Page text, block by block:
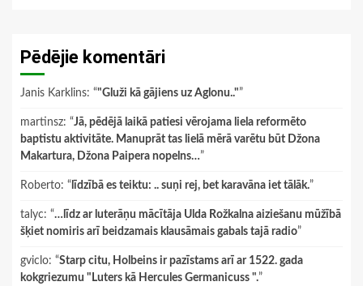
Pēdējie komentāri
Janis Karklins: “"Gluži kā gājiens uz Aglonu.."”
martinsz: “Jā, pēdējā laikā patiesi vērojama liela reformēto
baptistu aktivitāte. Manuprāt tas lielā mērā varētu būt Džona
Makartura, Džona Paipera nopelns…”
Roberto: “ līdzībā es teiktu: .. suņi rej, bet karavāna iet tālāk.”
talyc: “…līdz ar luterāņu mācītāja Ulda Rožkalna aiziešanu mūžībā
šķiet nomiris arī beidzamais klausāmais gabals tajā radio”
gviclo: “Starp citu, Holbeins ir pazīstams arī ar 1522. gada
kokgriezumu "Luters kā Hercules Germanicuss ".”